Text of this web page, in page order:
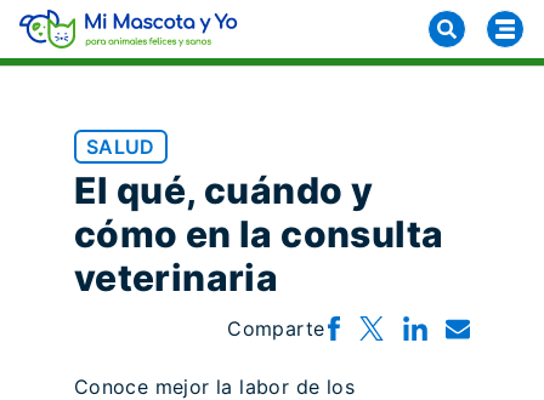
SALUD
El qué, cuándo y
cómo en la consulta
veterinaria
Comparte
Conoce mejor la labor de los